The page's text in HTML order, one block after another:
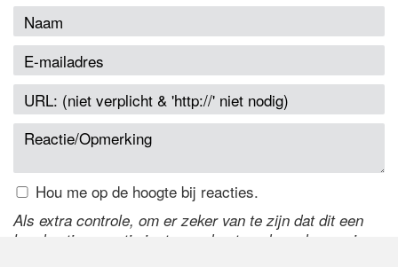
Hou me op de hoogte bij reacties.
Als extra controle, om er zeker van te zijn dat dit een
handmatige reactie is, typ onderstaande code over in